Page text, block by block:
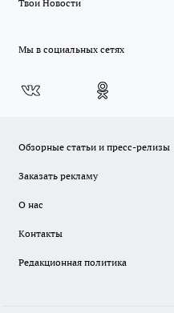
Твои Новости
Мы в социальных сетях
Обзорные статьи и пресс-релизы
Заказать рекламу
О нас
Контакты
Редакционная политика